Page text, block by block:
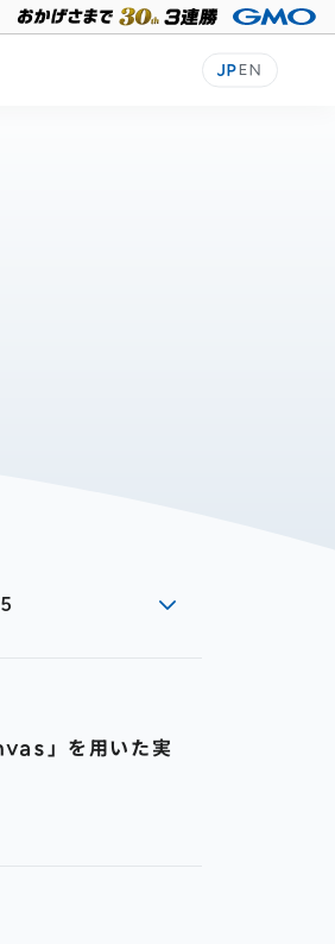
JPEN
」を用いた実